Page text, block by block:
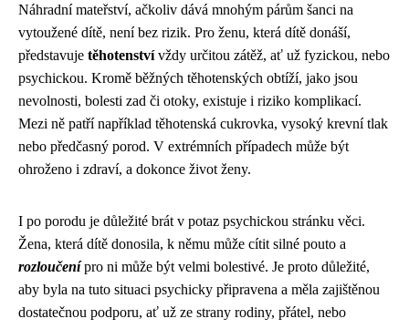
Náhradní mateřství, ačkoliv dává mnohým párům šanci na
vytoužené dítě, není bez rizik. Pro ženu, která dítě donáší,
představuje těhotenstvívždy určitou zátěž, ať už fyzickou, nebo
psychickou. Kromě běžných těhotenských obtíží, jako jsou
nevolnosti, bolesti zad či otoky, existuje i riziko komplikací.
Mezi ně patří například těhotenská cukrovka, vysoký krevní tlak
nebo předčasný porod. V extrémních případech může být
ohroženo i zdraví, a dokonce život ženy.
I po porodu je důležité brát v potaz psychickou stránku věci.
Žena, která dítě donosila, k němu může cítit silné pouto a
rozloučenípro ni může být velmi bolestivé. Je proto důležité,
aby byla na tuto situaci psychicky připravena a měla zajištěnou
dostatečnou podporu, ať už ze strany rodiny, přátel, nebo